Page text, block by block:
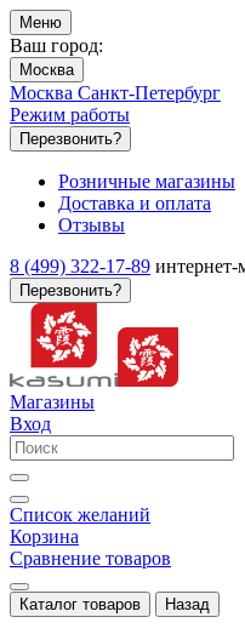
Меню
Ваш город:
Москва
Москва Санкт-Петербург
Режим работы
Перезвонить?
Розничные магазины
Доставка и оплата
Отзывы
8 (499) 322-17-89 интернет-
Перезвонить?
Магазины
Вход
Список желаний
Корзина
Сравнение товаров
Каталог товаров Назад